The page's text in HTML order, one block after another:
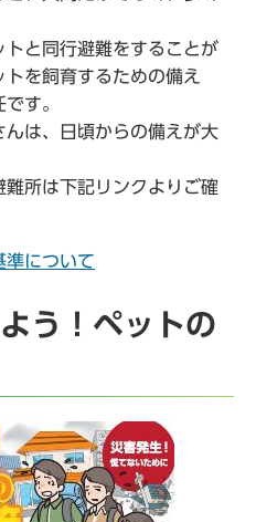
と同行避難をすることが
を飼育するための備え
す。
は、日頃からの備えが大
所は下記リンクよりご確
準について
う！ペットの